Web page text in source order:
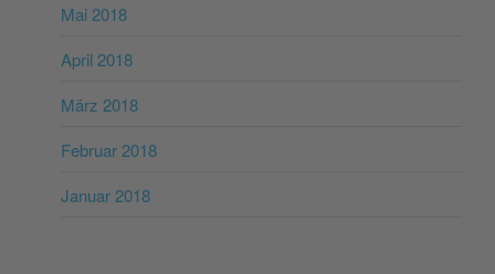
Mai 2018
April 2018
März 2018
Februar 2018
Januar 2018